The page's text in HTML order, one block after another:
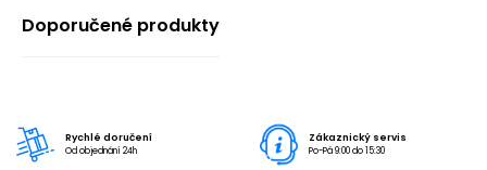
Doporučené produkty
Rychlé doručení
Od objednání 24h
Zákaznický servis
Po-Pá 9:00 do 15:30